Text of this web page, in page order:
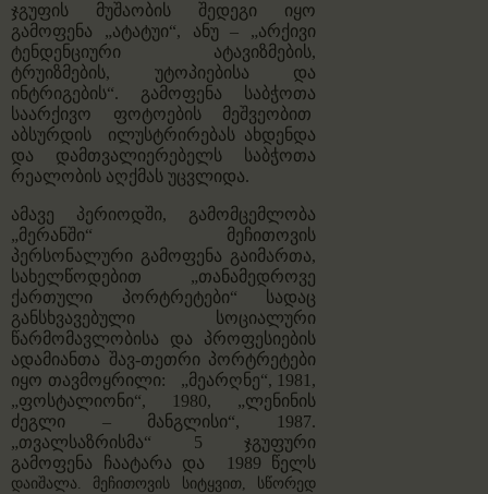
ჯგუფის მუშაობის შედეგი იყო
გამოფენა „ატატუი“, ანუ – „არქივი
ტენდენციური ატავიზმების,
ტრუიზმების, უტოპიებისა და
ინტრიგების“. გამოფენა საბჭოთა
საარქივო ფოტოების მეშვეობით
აბსურდის ილუსტრირებას ახდენდა
და დამთვალიერებელს საბჭოთა
რეალობის აღქმას უცვლიდა.
ამავე პერიოდში, გამომცემლობა
„მერანში“ მეჩითოვის
პერსონალური გამოფენა გაიმართა,
სახელწოდებით „თანამედროვე
ქართული პორტრეტები“ სადაც
განსხვავებული სოციალური
წარმომავლობისა და პროფესიების
ადამიანთა შავ-თეთრი პორტრეტები
იყო თავმოყრილი: „მეარღნე“, 1981,
„ფოსტალიონი“, 1980, „ლენინის
ძეგლი – მანგლისი“, 1987.
„თვალსაზრისმა“ 5 ჯგუფური
გამოფენა ჩაატარა და 1989 წელს
დაიშალა. მეჩითოვის სიტყვით, სწორედ